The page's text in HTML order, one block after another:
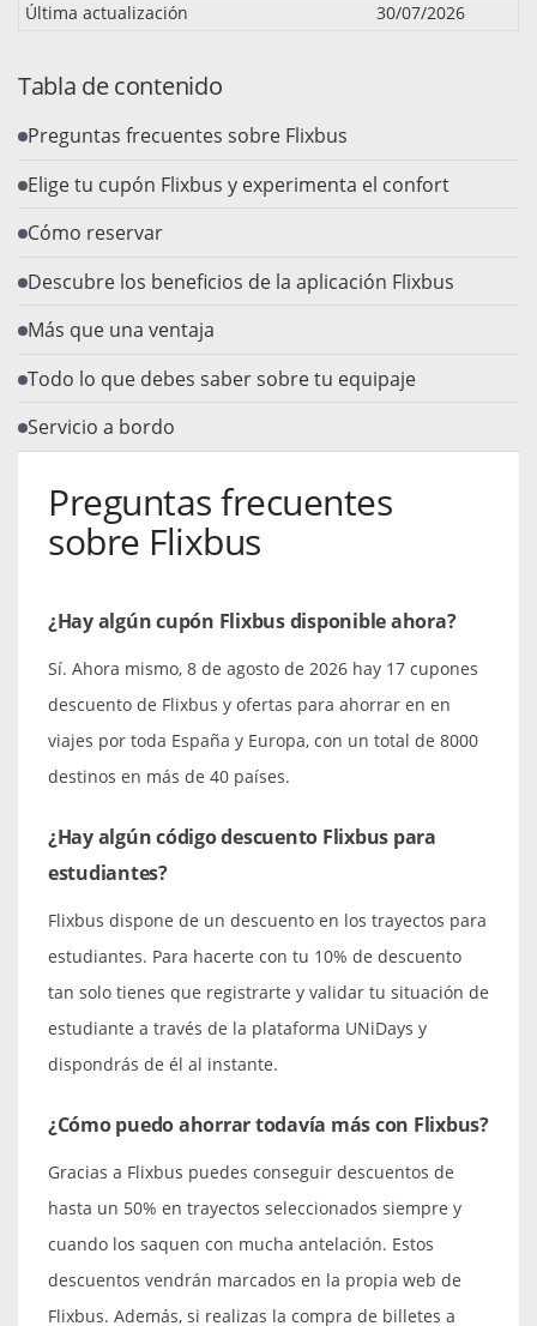
Última actualización
30/07/2026
Tabla de contenido
Preguntas frecuentes sobre Flixbus
Elige tu cupón Flixbus y experimenta el confort
Cómo reservar
Descubre los beneficios de la aplicación Flixbus
Más que una ventaja
Todo lo que debes saber sobre tu equipaje
Servicio a bordo
Preguntas frecuentes
sobre Flixbus
¿Hay algún cupón Flixbus disponible ahora?
Sí. Ahora mismo, 8 de agosto de 2026 hay 17 cupones
descuento de Flixbus y ofertas para ahorrar en en
viajes por toda España y Europa, con un total de 8000
destinos en más de 40 países.
¿Hay algún código descuento Flixbus para
estudiantes?
Flixbus dispone de un descuento en los trayectos para
estudiantes. Para hacerte con tu 10% de descuento
tan solo tienes que registrarte y validar tu situación de
estudiante a través de la plataforma UNiDays y
dispondrás de él al instante.
¿Cómo puedo ahorrar todavía más con Flixbus?
Gracias a Flixbus puedes conseguir descuentos de
hasta un 50% en trayectos seleccionados siempre y
cuando los saquen con mucha antelación. Estos
descuentos vendrán marcados en la propia web de
Flixbus. Además, si realizas la compra de billetes a